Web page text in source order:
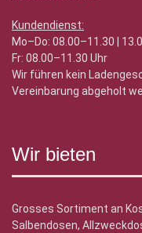
Kundendienst:
Mo–Do: 08.00–11.30 |
Fr: 08.00–11.30 Uhr
Wir führen kein
Vereinbarung abgeholt
Wir bieten
Grosses Sortiment an
Salbendosen,